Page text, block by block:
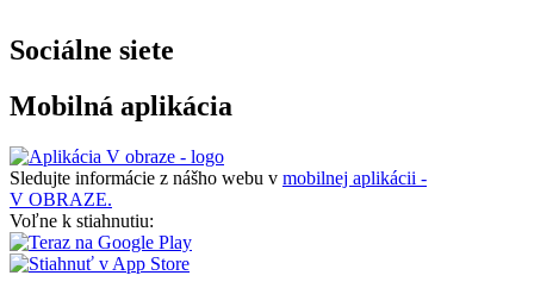
Sociálne siete
Mobilná aplikácia
Sledujte informácie z nášho webu v mobilnej aplikácii -
V OBRAZE.
Voľne k stiahnutiu: